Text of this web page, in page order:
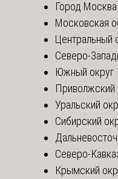
Город Москва
Московская
Центральный
Северо-
Южный округ
Приволжский
Уральский
Сибирский
Северо-
Крымский